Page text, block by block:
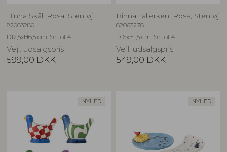
Binna Skål, Rosa, Stentøj
82063280
D12,5xH6,5 cm, Set of 4
Vejl. udsalgspris
599,00 DKK
Binna Tallerken, Rosa, Stentøj
82063278
D16xH1,5 cm, Set of 4
Vejl. udsalgspris
549,00 DKK
NYHED NYHED